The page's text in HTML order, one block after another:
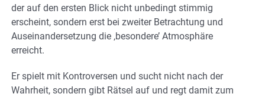
der auf den ersten Blick nicht unbedingt stimmig
erscheint, sondern erst bei zweiter Betrachtung und
Auseinandersetzung die ‚besondere’ Atmosphäre
erreicht.
Er spielt mit Kontroversen und sucht nicht nach der
Wahrheit, sondern gibt Rätsel auf und regt damit zum